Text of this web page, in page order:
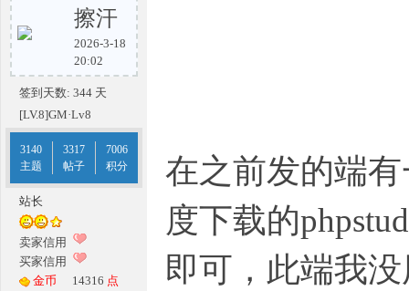
奇
擦汗
2026-3-18
20:02
签到天数: 344 天
[LV.8]GM·Lv8
3140
主题
3317
帖子
7006
积分
站长
卖家信用
买家信用
金币
14316 点
在之前发的端
度下载的
即可，此端我